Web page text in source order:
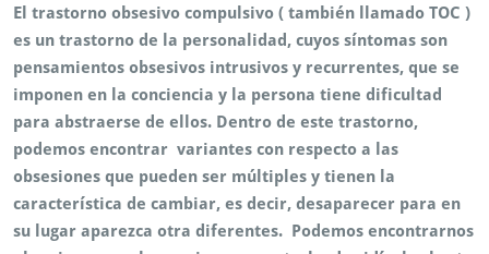
El trastorno obsesivo compulsivo ( también llamado TOC )
es un trastorno de la personalidad, cuyos síntomas son
pensamientos obsesivos intrusivos y recurrentes, que se
imponen en la conciencia y la persona tiene dificultad
para abstraerse de ellos. Dentro de este trastorno,
podemos encontrar variantes con respecto a las
obsesiones que pueden ser múltiples y tienen la
característica de cambiar, es decir, desaparecer para en
su lugar aparezca otra diferentes. Podemos encontrarnos